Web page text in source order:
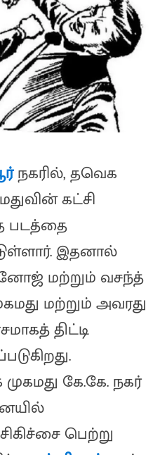
நகரில், தவெக
கட்சி
படத்தை
இதனால்
மற்றும் வசந்த்
மற்றும் அவரது
திட்டி
கே.கே. நகர்
பெற்று